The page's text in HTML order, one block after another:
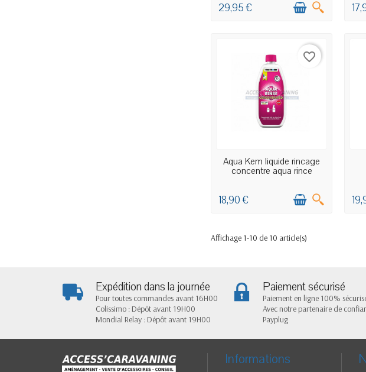
29,95 €
EN STOCK MAGASIN
favorite_border
Aqua Kem liquide rincage
concentre aqua rince
18,90 €
Affichage 1-10 de 10 article(s)
Expédition dans la journée
Pour toutes commandes avant 16H00
Colissimo : Dépôt avant 19H00
Mondial Relay : Dépôt avant 19H00
Paiement sécurisé
Paiement en ligne 100%
Avec notre partenaire de
Payplug
Informations